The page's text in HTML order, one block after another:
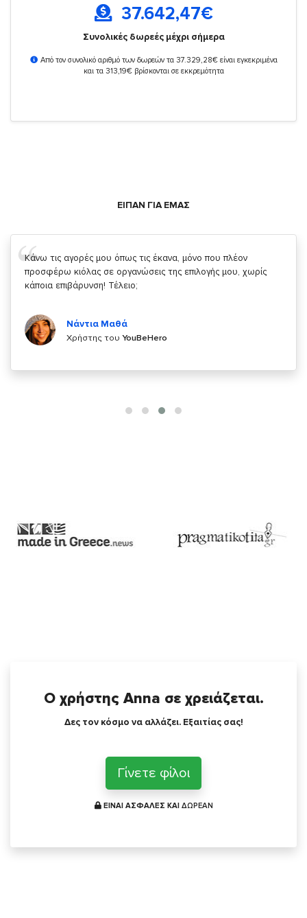
37.642,47€
Συνολικές δωρεές μέχρι σήμερα
Από τον συνολικό αριθμό των δωρεών τα 37.329,28€ είναι εγκεκριμένα
και τα 313,19€ βρίσκονται σε εκκρεμότητα
ΕΙΠΑΝ ΓΙΑ ΕΜΑΣ
Σας ευχαριστώ που μας δίνετε την δυνατότητα να κάνουμε
κάτι!
Χρήστης τουYouBeHero
Ο χρήστης Anna σε χρειάζεται.
Δες τον κόσμο να αλλάζει. Εξαιτίας σας!
Γίνετε φίλοι
ΕΙΝΑΙ ΑΣΦΑΛΕΣ ΚΑΙ ΔΩΡΕΑΝ